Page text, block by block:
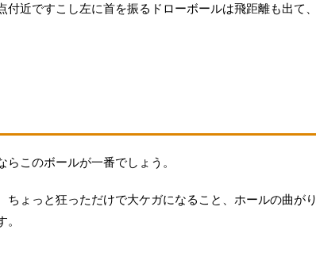
近ですこし左に首を振るドローボールは飛距離も出て、
このボールが一番でしょう。
ょっと狂っただけで大ケガになること、ホールの曲がり